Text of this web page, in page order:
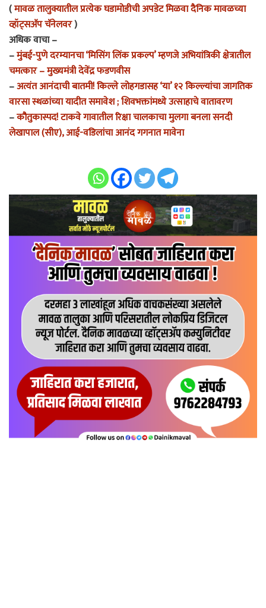
(मावळ तालुक्यातील प्रत्येक घडामोडीची अपडेट मिळवा दैनिक मावळच्या
व्हॉट्सअ‍ॅप चॅनेलवर)
अधिक वाचा –
–मुंबई-पुणे दरम्यानचा ‘मिसिंग लिंक प्रकल्प’ म्हणजे अभियांत्रिकी क्षेत्रातील
चमत्कार – मुख्यमंत्री देवेंद्र फडणवीस
–अत्यंत आनंदाची बातमी! किल्ले लोहगडासह ‘या’ १२ किल्ल्यांचा जागतिक
वारसा स्थळांच्या यादीत समावेश ; शिवभक्तांमध्ये उत्साहाचे वातावरण
–कौतुकास्पद! टाकवे गावातील रिक्षा चालकाचा मुलगा बनला सनदी
लेखापाल (सीए), आई-वडिलांचा आनंद गगनात मावेना